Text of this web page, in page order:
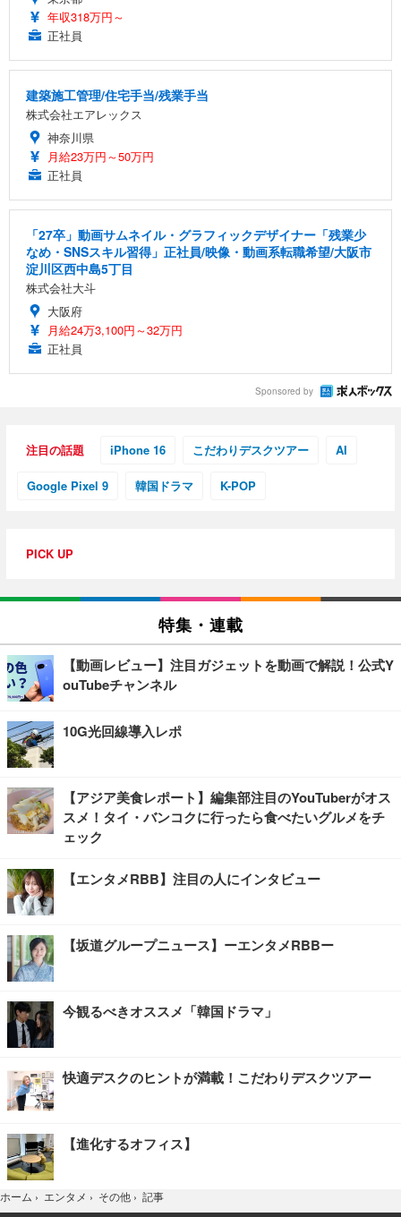
年収318万円～
正社員
建築施工管理/住宅手当/残業手当
株式会社エアレックス
神奈川県
月給23万円～50万円
正社員
「27卒」動画サムネイル・グラフィックデザイナー「残業少
なめ・SNSスキル習得」正社員/映像・動画系転職希望/大阪市
淀川区西中島5丁目
株式会社大斗
大阪府
月給24万3,100円～32万円
正社員
Sponsored by
注目の話題 iPhone 16 こだわりデスクツアー AI
Google Pixel 9 韓国ドラマ K-POP
PICK UP
特集・連載
【動画レビュー】注目ガジェットを動画で解説！公式Y
ouTubeチャンネル
10G光回線導入レポ
【アジア美食レポート】編集部注目のYouTuberがオス
スメ！タイ・バンコクに行ったら食べたいグルメをチ
ェック
【エンタメRBB】注目の人にインタビュー
【坂道グループニュース】ーエンタメRBBー
今観るべきオススメ「韓国ドラマ」
快適デスクのヒントが満載！こだわりデスクツアー
【進化するオフィス】
ホーム › エンタメ › その他 › 記事